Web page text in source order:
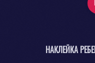
НАКЛЕЙКА